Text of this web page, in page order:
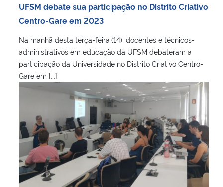
UFSM debate sua participação no Distrito Criativo
Centro-Gare em 2023
Na manhã desta terça-feira (14), docentes e técnicos-
administrativos em educação da UFSM debateram a
participação da Universidade no Distrito Criativo Centro-
Gare em [...]